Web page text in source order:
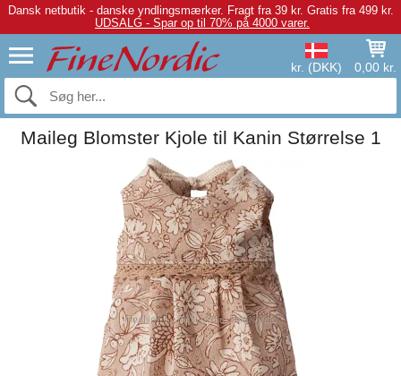
Dansk netbutik - danske yndlingsmærker. Fragt fra 39 kr. Gratis fra 499 kr.
UDSALG - Spar op til 70% på 4000 varer.
kr. (DKK) 0,00 kr.
Maileg Blomster Kjole til Kanin Størrelse 1